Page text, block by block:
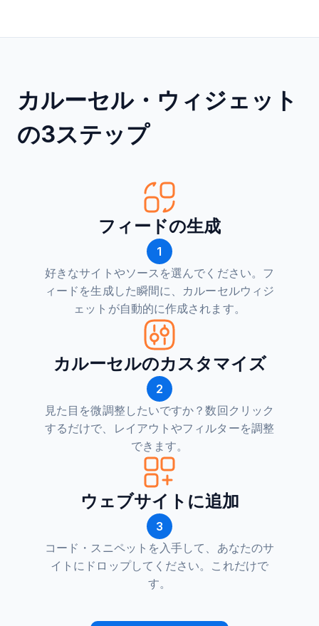
カルーセル・ウィジェット
の3ステップ
フィードの生成
1
好きなサイトやソースを選んでください。フ
ィードを生成した瞬間に、カルーセルウィジ
ェットが自動的に作成されます。
カルーセルのカスタマイズ
2
見た目を微調整したいですか？数回クリック
するだけで、レイアウトやフィルターを調整
できます。
ウェブサイトに追加
3
コード・スニペットを入手して、あなたのサ
イトにドロップしてください。これだけで
す。